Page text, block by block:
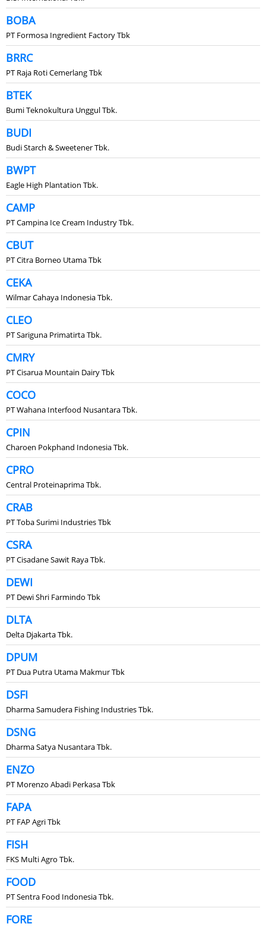
BOBA
PT Formosa Ingredient Factory Tbk
BRRC
PT Raja Roti Cemerlang Tbk
BTEK
Bumi Teknokultura Unggul Tbk.
BUDI
Budi Starch & Sweetener Tbk.
BWPT
Eagle High Plantation Tbk.
CAMP
PT Campina Ice Cream Industry Tbk.
CBUT
PT Citra Borneo Utama Tbk
CEKA
Wilmar Cahaya Indonesia Tbk.
CLEO
PT Sariguna Primatirta Tbk.
CMRY
PT Cisarua Mountain Dairy Tbk
COCO
PT Wahana Interfood Nusantara Tbk.
CPIN
Charoen Pokphand Indonesia Tbk.
CPRO
Central Proteinaprima Tbk.
CRAB
PT Toba Surimi Industries Tbk
CSRA
PT Cisadane Sawit Raya Tbk.
DEWI
PT Dewi Shri Farmindo Tbk
DLTA
Delta Djakarta Tbk.
DPUM
PT Dua Putra Utama Makmur Tbk
DSFI
Dharma Samudera Fishing Industries Tbk.
DSNG
Dharma Satya Nusantara Tbk.
ENZO
PT Morenzo Abadi Perkasa Tbk
FAPA
PT FAP Agri Tbk
FISH
FKS Multi Agro Tbk.
FOOD
PT Sentra Food Indonesia Tbk.
FORE